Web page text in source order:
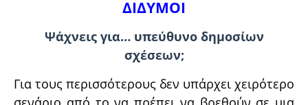
ΔΙΔΥΜΟΙ
Ψάχνεις για… υπεύθυνο δημοσίων
σχέσεων;
Για τους περισσότερους δεν υπάρχει χειρότερο